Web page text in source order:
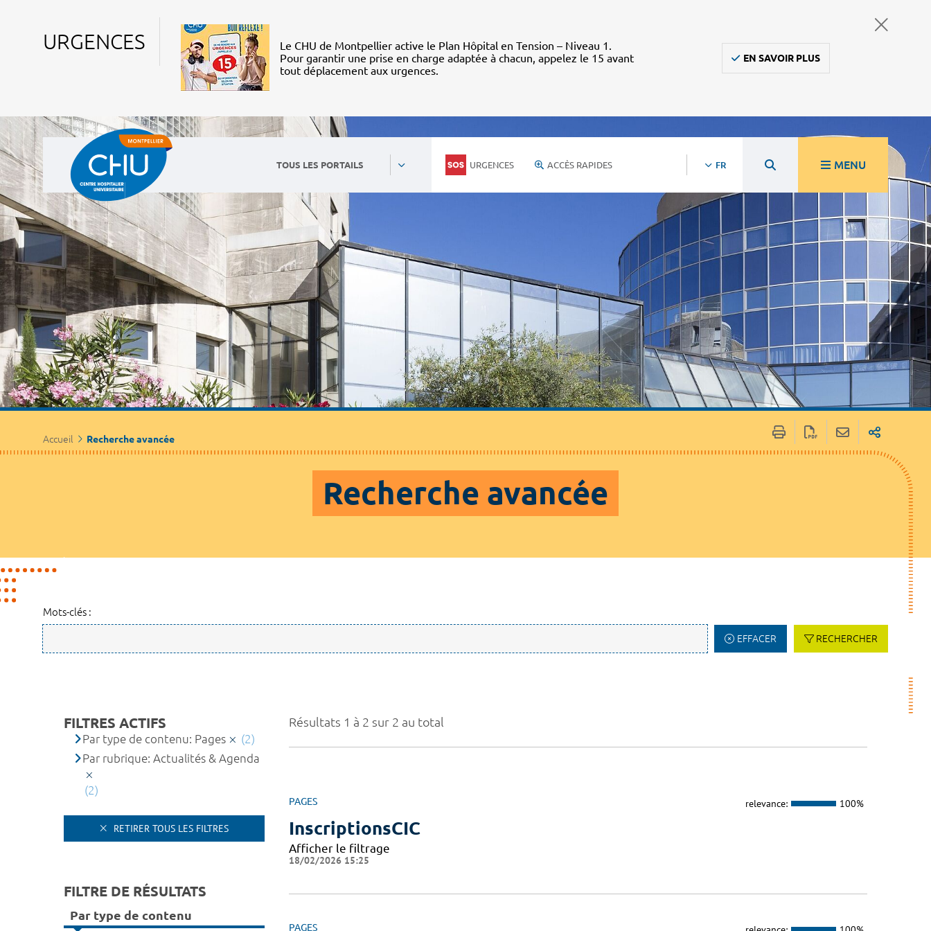
URGENCES
Le CHU de Montpellier active le Plan Hôpital en Tension – Niveau 1.
Pour garantir une prise en charge adaptée à chacun, appelez le 15 avant
tout déplacement aux urgences.
EN SAVOIR PLUS
TOUS LES PORTAILS URGENCES ACCÈS RAPIDES FR MENU
Accueil Recherche avancée
Recherche avancée
Mots-clés :
EFFACER RECHERCHER
Résultats 1 à 2 sur 2 au total
PAGES relevance: 100%
InscriptionsCIC
Afficher le filtrage
18/02/2026 15:25
PAGES
FILTRES ACTIFS
Par type de contenu: Pages
(2)
Par rubrique: Actualités & Agenda
(2)
RETIRER TOUS LES FILTRES
FILTRE DE RÉSULTATS
Par type de contenu